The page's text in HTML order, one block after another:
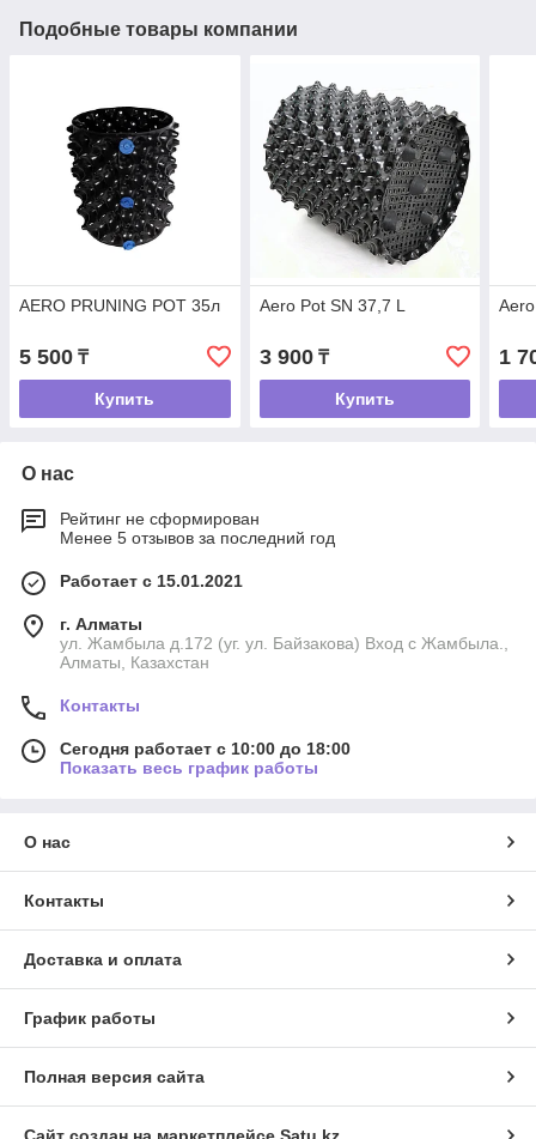
Подобные товары компании
AERO PRUNING POT 35л
5 500 ₸
Купить
Aero Pot SN 37,7 L
3 900₸
Купить
1
О нас
Рейтинг не сформирован
Менее 5 отзывов за последний год
Работает с 15.01.2021
г. Алматы
ул. Жамбыла д.172 (уг. ул. Байзакова) Вход с Жамбыла.,
Алматы, Казахстан
Контакты
Сегодня работает с 10:00 до 18:00
Показать весь график работы
О нас
Контакты
Доставка и оплата
График работы
Полная версия сайта